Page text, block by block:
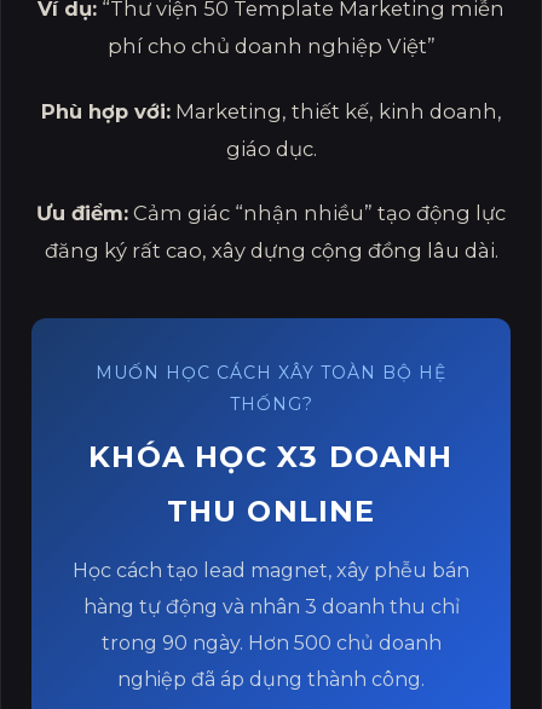
Ví dụ: “Thư viện 50 Template Marketing miễn
phí cho chủ doanh nghiệp Việt”
Phù hợp với:Marketing, thiết kế, kinh doanh,
giáo dục.
Ưu điểm: Cảm giác “nhận nhiều” tạo động lực
đăng ký rất cao, xây dựng cộng đồng lâu dài.
MUỐN HỌC CÁCH XÂY TOÀN BỘ HỆ
THỐNG?
KHÓA HỌC X3 DOANH
THU ONLINE
Học cách tạo lead magnet, xây phễu bán
hàng tự động và nhân 3 doanh thu chỉ
trong 90 ngày. Hơn 500 chủ doanh
nghiệp đã áp dụng thành công.